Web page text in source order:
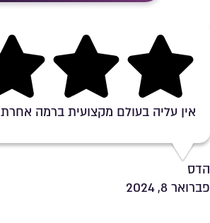
Rating 5 out of 5
אין עליה בעולם מקצועית ברמה אחרת
הדס
פברואר 8, 2024